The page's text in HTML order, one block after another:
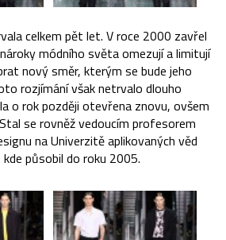
celkem pět let. V roce 2000 zavřel
módního světa omezují a limitují
nový směr, kterým se bude jeho
rozjímání však netrvalo dlouho
o rok později otevřena znovu, ovšem
se rovněž vedoucím profesorem
na Univerzitě aplikovaných věd
kde působil do roku 2005.